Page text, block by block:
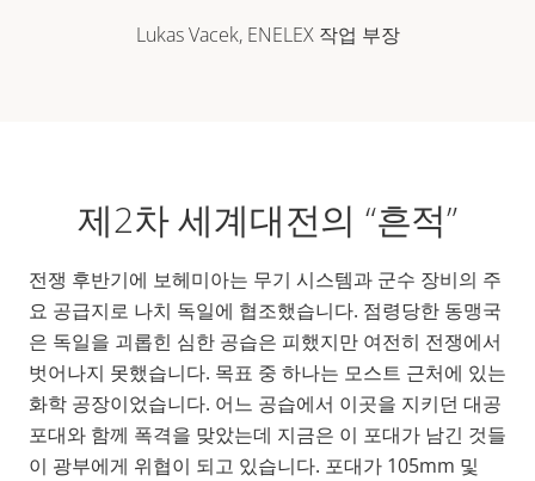
Lukas Vacek, ENELEX 작업 부장
제2차 세계대전의 “흔적”
전쟁 후반기에 보헤미아는 무기 시스템과 군수 장비의 주
요 공급지로 나치 독일에 협조했습니다. 점령당한 동맹국
은 독일을 괴롭힌 심한 공습은 피했지만 여전히 전쟁에서
벗어나지 못했습니다. 목표 중 하나는 모스트 근처에 있는
화학 공장이었습니다. 어느 공습에서 이곳을 지키던 대공
포대와 함께 폭격을 맞았는데 지금은 이 포대가 남긴 것들
이 광부에게 위협이 되고 있습니다. 포대가 105mm 및